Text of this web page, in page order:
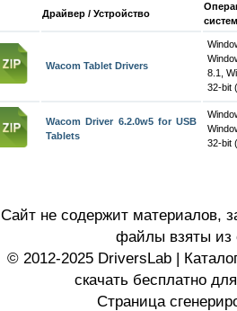
Драйвер / Устройство
Wacom Tablet Drivers
8.1,
32-bit
Wacom Driver 6.2.0w5 for USB
Tablets
32-bit
Сайт не содержит материалов,
файлы взяты из
© 2012-2025 DriversLab |
скачать бесплатно
Страница